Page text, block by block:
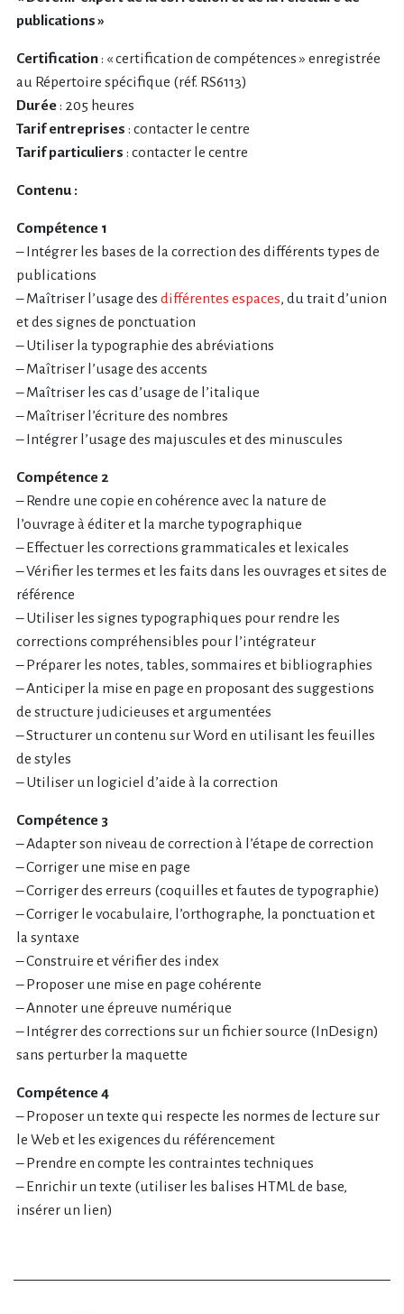
publications »
Certification: « certification de compétences » enregistrée
au Répertoire spécifique (réf. RS6113)
Durée: 205 heures
Tarif entreprises : contacter le centre
Tarif particuliers : contacter le centre
Contenu :
Compétence 1
– Intégrer les bases de la correction des différents types de
publications
– Maîtriser l’usage desdifférentes espaces, du trait d’union
et des signes de ponctuation
– Utiliser la typographie des abréviations
– Maîtriser l’usage des accents
– Maîtriser les cas d’usage de l’italique
– Maîtriser l’écriture des nombres
– Intégrer l’usage des majuscules et des minuscules
Compétence 2
– Rendre une copie en cohérence avec la nature de
l’ouvrage à éditer et la marche typographique
– Effectuer les corrections grammaticales et lexicales
– Vérifier les termes et les faits dans les ouvrages et sites de
référence
– Utiliser les signes typographiques pour rendre les
corrections compréhensibles pour l’intégrateur
– Préparer les notes, tables, sommaires et bibliographies
– Anticiper la mise en page en proposant des suggestions
de structure judicieuses et argumentées
– Structurer un contenu sur Word en utilisant les feuilles
de styles
– Utiliser un logiciel d’aide à la correction
Compétence 3
– Adapter son niveau de correction à l’étape de correction
– Corriger une mise en page
– Corriger des erreurs (coquilles et fautes de typographie)
– Corriger le vocabulaire, l’orthographe, la ponctuation et
la syntaxe
– Construire et vérifier des index
– Proposer une mise en page cohérente
– Annoter une épreuve numérique
– Intégrer des corrections sur un fichier source (InDesign)
sans perturber la maquette
Compétence 4
– Proposer un texte qui respecte les normes de lecture sur
le Web et les exigences du référencement
– Prendre en compte les contraintes techniques
– Enrichir un texte (utiliser les balises HTML de base,
insérer un lien)